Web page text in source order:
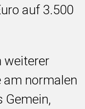
auf 3.500
weiterer
am normalen
Gemein,